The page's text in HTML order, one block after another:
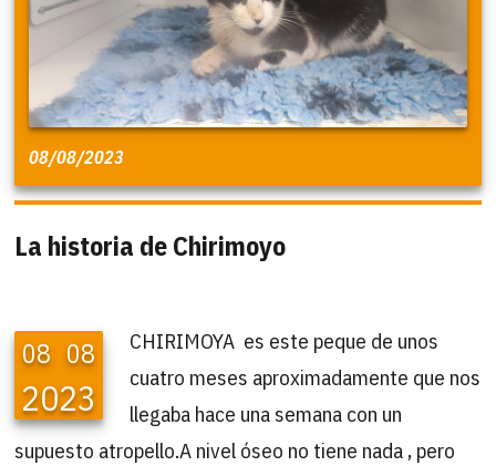
08/08/2023
La historia de Chirimoyo
08 08
2023
CHIRIMOYA es este peque de unos
cuatro meses aproximadamente que nos
llegaba hace una semana con un
supuesto atropello.A nivel óseo no tiene nada , pero